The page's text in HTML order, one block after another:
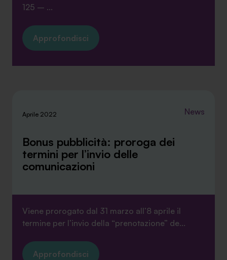
125 – ...
Approfondisci
Aprile 2022 News
Bonus pubblicità: proroga dei
termini per l’invio delle
comunicazioni
Viene prorogato dal 31 marzo all’8 aprile il
termine per l’invio della “prenotazione” de...
Approfondisci